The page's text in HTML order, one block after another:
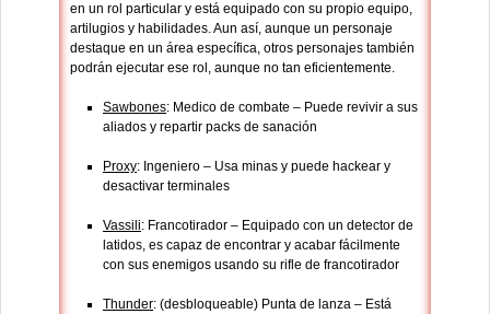
en un rol particular y está equipado con su propio equipo,
artilugios y habilidades. Aun así, aunque un personaje
destaque en un área específica, otros personajes también
podrán ejecutar ese rol, aunque no tan eficientemente.
Sawbones: Medico de combate – Puede revivir a sus
aliados y repartir packs de sanación
Proxy: Ingeniero – Usa minas y puede hackear y
desactivar terminales
Vassili: Francotirador – Equipado con un detector de
latidos, es capaz de encontrar y acabar fácilmente
con sus enemigos usando su rifle de francotirador
Thunder: (desbloqueable) Punta de lanza – Está